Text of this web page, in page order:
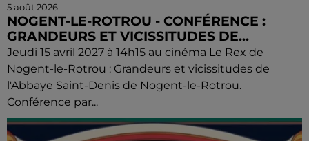
5 août 2026
NOGENT-LE-ROTROU - CONFÉRENCE :
GRANDEURS ET VICISSITUDES DE...
Jeudi 15 avril 2027 à 14h15 au cinéma Le Rex de
Nogent-le-Rotrou : Grandeurs et vicissitudes de
l'Abbaye Saint-Denis de Nogent-le-Rotrou.
Conférence par...